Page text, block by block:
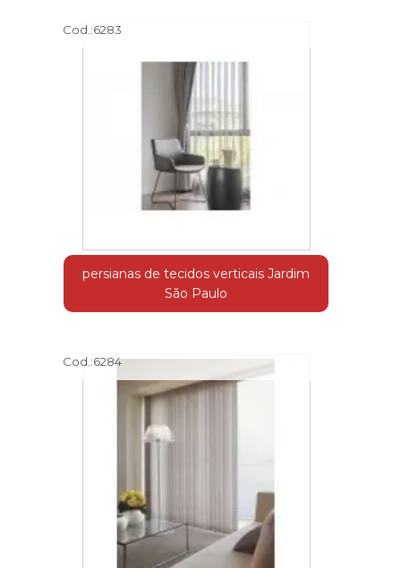
Cod.:6283
persianas de tecidos verticais Jardim
São Paulo
Cod.:6284